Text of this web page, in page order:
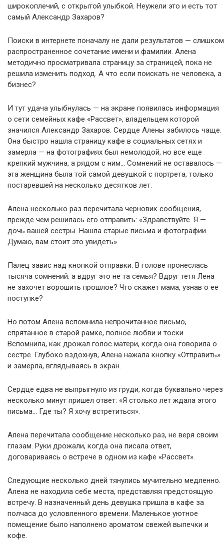
широкоплечий, с открытой улыбкой. Неужели это и есть тот
самый Александр Захаров?
Поиски в интернете поначалу не дали результатов — слишком
распространенное сочетание имени и фамилии. Алена
методично просматривала страницу за страницей, пока не
решила изменить подход. А что если поискать не человека, а
бизнес?
И тут удача улыбнулась — на экране появилась информация
о сети семейных кафе «Рассвет», владельцем которой
значился Александр Захаров. Сердце Алены забилось чаще.
Она быстро нашла страницу кафе в социальных сетях и
замерла — на фотографиях был немолодой, но все еще
крепкий мужчина, а рядом с ним… Сомнений не оставалось —
эта женщина была той самой девушкой с портрета, только
постаревшей на несколько десятков лет.
Алена несколько раз перечитала черновик сообщения,
прежде чем решилась его отправить: «Здравствуйте. Я —
дочь вашей сестры. Нашла старые письма и фотографии.
Думаю, вам стоит это увидеть».
Палец завис над кнопкой отправки. В голове пронеслась
тысяча сомнений: а вдруг это не та семья? Вдруг тетя Лена
не захочет ворошить прошлое? Что скажет мама, узнав о ее
поступке?
Но потом Алена вспомнила непрочитанное письмо,
спрятанное в старой рамке, полное любви и тоски.
Вспомнила, как дрожал голос матери, когда она говорила о
сестре. Глубоко вздохнув, Алена нажала кнопку «Отправить»
и замерла, вглядываясь в экран.
Сердце едва не выпрыгнуло из груди, когда буквально через
несколько минут пришел ответ: «Я столько лет ждала этого
письма… Где ты? Я хочу встретиться».
Алена перечитала сообщение несколько раз, не веря своим
глазам. Руки дрожали, когда она писала ответ,
договариваясь о встрече в одном из кафе «Рассвет».
Следующие несколько дней тянулись мучительно медленно.
Алена не находила себе места, представляя предстоящую
встречу. В назначенный день девушка пришла в кафе за
полчаса до условленного времени. Маленькое уютное
помещение было наполнено ароматом свежей выпечки и
кофе.